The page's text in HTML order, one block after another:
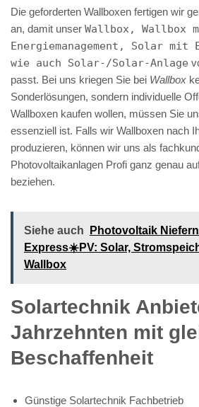
Die geforderten Wallboxen fertigen wir
an, damit unser Wallbox, Wallbox
Energiemanagement, Solar mit
wie auch Solar-/Solar-Anlage
passt. Bei uns kriegen Sie bei Wallbox
Sonderlösungen, sondern individuelle
Wallboxen kaufen wollen, müssen Sie
essenziell ist. Falls wir Wallboxen nach
produzieren, können wir uns als
Photovoltaikanlagen Profi ganz genau
beziehen.
Siehe auch
Photovoltaik
Express☀️PV️: Solar,
Wallbox
Solartechnik
Jahrzehnten mit
Beschaffenheit
Günstige Solartechnik Fachbetrieb